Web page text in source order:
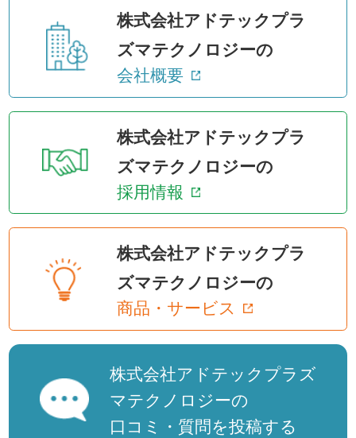
株式会社アドテックプラ
ズマテクノロジーの
会社概要
株式会社アドテックプラ
ズマテクノロジーの
採用情報
株式会社アドテックプラ
ズマテクノロジーの
商品・サービス
株式会社アドテックプラズ
マテクノロジーの
口コミ・質問を投稿する